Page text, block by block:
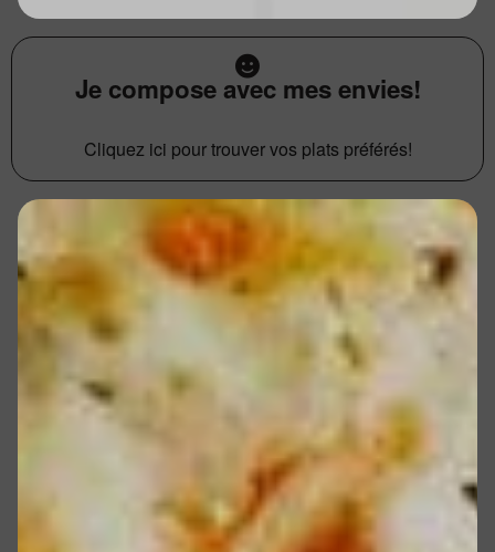
Je compose avec mes envies!
Cliquez ici pour trouver vos plats préférés!